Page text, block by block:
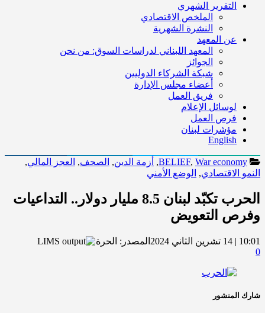
التقرير الشهري
الملخص الاقتصادي
النشرة الشهرية
عن المعهد
المعهد اللبناني لدراسات السوق: من نحن
الجوائز
شبكة الشركاء الدوليين
أعضاء مجلس الإدارة
فريق العمل
لوسائل الإعلام
فرص العمل
مؤشرات لبنان
English
BELIEF, War economy
, أزمة الدين, الصحف, العجز المالي,
النمو الاقتصادي, الوضع الأمني
الحرب تكبّد لبنان 8.5 مليار دولار.. التداعيات
وفرص التعويض
10:01 | 14 تشرين الثاني 2024 المصدر: الحرة
0
شارك المنشور